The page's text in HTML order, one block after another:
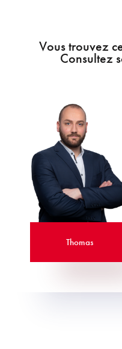
Vous trouvez
Consultez
Thomas